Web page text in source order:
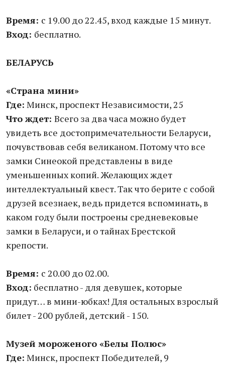
Время: с 19.00 до 22.45, вход каждые 15 минут.
Вход: бесплатно.
БЕЛАРУСЬ
«Страна мини»
Где: Минск, проспект Независимости, 25
Что ждет: Всего за два часа можно будет
увидеть все достопримечательности Беларуси,
почувствовав себя великаном. Потому что все
замки Синеокой представлены в виде
уменьшенных копий. Желающих ждет
интеллектуальный квест. Так что берите с собой
друзей всезнаек, ведь придется вспоминать, в
каком году были построены средневековые
замки в Беларуси, и о тайнах Брестской
крепости.
Время: с 20.00 до 02.00.
Вход: бесплатно - для девушек, которые
придут… в мини-юбках! Для остальных взрослый
билет - 200 рублей, детский - 150.
Музей мороженого «Белы Полюс»
Где: Минск, проспект Победителей, 9